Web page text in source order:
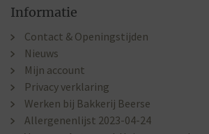
Informatie
Contact & Openingstijden
Nieuws
Mijn account
Privacy verklaring
Werken bij Bakkerij Beerse
Allergenenlijst 2023-04-24